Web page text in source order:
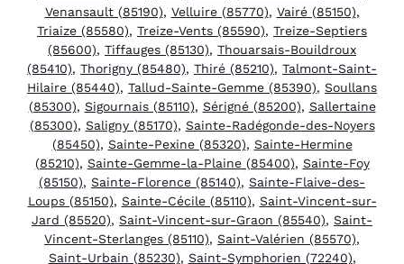
Venansault (85190), Velluire (85770), Vairé (85150),
Triaize (85580), Treize-Vents (85590), Treize-Septiers
(85600), Tiffauges (85130), Thouarsais-Bouildroux
(85410), Thorigny (85480), Thiré (85210), Talmont-Saint-
Hilaire (85440), Tallud-Sainte-Gemme (85390), Soullans
(85300), Sigournais (85110), Sérigné (85200), Sallertaine
(85300), Saligny (85170), Sainte-Radégonde-des-Noyers
(85450), Sainte-Pexine (85320), Sainte-Hermine
(85210), Sainte-Gemme-la-Plaine (85400), Sainte-Foy
(85150), Sainte-Florence (85140), Sainte-Flaive-des-
Loups (85150), Sainte-Cécile (85110), Saint-Vincent-sur-
Jard (85520), Saint-Vincent-sur-Graon (85540), Saint-
Vincent-Sterlanges (85110), Saint-Valérien (85570),
Saint-Urbain (85230), Saint-Symphorien (72240),